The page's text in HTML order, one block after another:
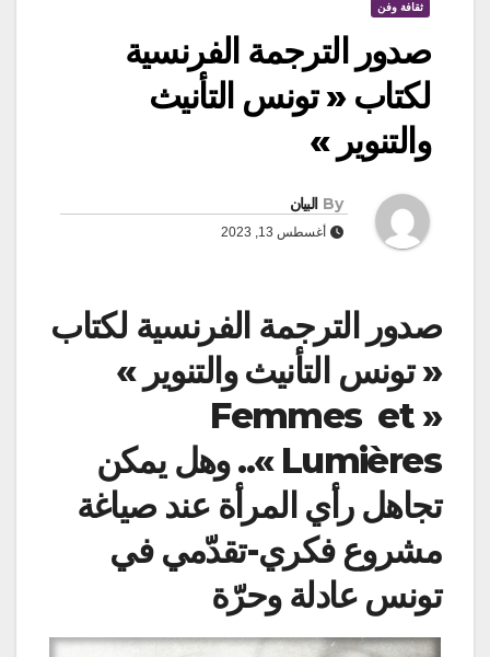
ثقافة وفن
صدور الترجمة الفرنسية
لكتاب « تونس التأنيث
والتنوير »
By البيان
أغسطس 13, 2023
صدور الترجمة الفرنسية لكتاب
« تونس التأنيث والتنوير »
« Femmes et
Lumières ».. وهل يمكن
تجاهل رأي المرأة عند صياغة
مشروع فكري-تقدّمي في
تونس عادلة وحرّة